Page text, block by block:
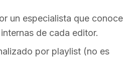
un especialista que conoce
de cada editor.
por playlist (no es